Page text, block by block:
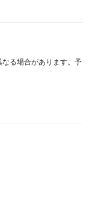
る場合があります。予